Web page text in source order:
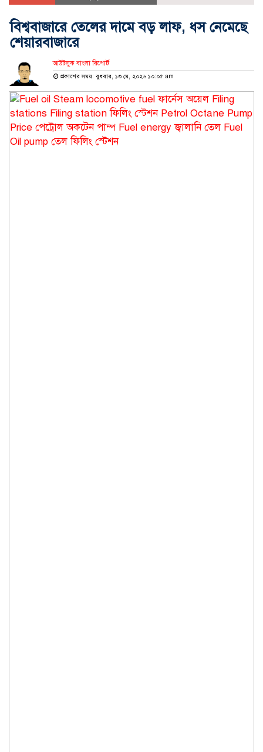
বিশ্ববাজারে তেলের দামে বড় লাফ, ধস নেমেছে
শেয়ারবাজারে
আউটলুক বাংলা রিপোর্ট
প্রকাশের সময়: বুধবার, ১৩ মে, ২০২৬ ১০:০৫ am